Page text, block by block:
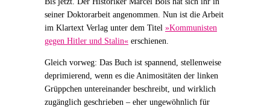
seiner Doktorarbeit angenommen. Nun ist die Arbeit
im Klartext Verlag unter dem Titel »Kommunisten
gegen Hitler und Stalin« erschienen.
Gleich vorweg: Das Buch ist spannend, stellenweise
deprimierend, wenn es die Animositäten der linken
Grüppchen untereinander beschreibt, und wirklich
zugänglich geschrieben – eher ungewöhnlich für